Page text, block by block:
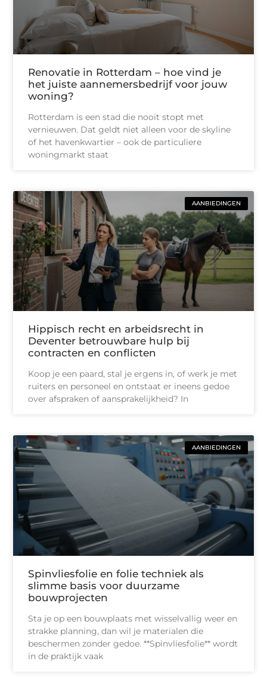
Renovatie in Rotterdam – hoe vind je
het juiste aannemersbedrijf voor jouw
woning?
Rotterdam is een stad die nooit stopt met
vernieuwen. Dat geldt niet alleen voor de skyline
of het havenkwartier – ook de particuliere
woningmarkt staat
AANBIEDINGEN
Hippisch recht en arbeidsrecht in
Deventer betrouwbare hulp bij
contracten en conflicten
Koop je een paard, stal je ergens in, of werk je met
ruiters en personeel en ontstaat er ineens gedoe
over afspraken of aansprakelijkheid? In
AANBIEDINGEN
Spinvliesfolie en folie techniek als
slimme basis voor duurzame
bouwprojecten
Sta je op een bouwplaats met wisselvallig weer en
strakke planning, dan wil je materialen die
beschermen zonder gedoe. **Spinvliesfolie** wordt
in de praktijk vaak